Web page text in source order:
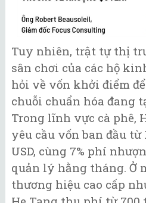
Tuy nhiên, trật tự thị
sân chơi của các hộ
hỏi về vốn khởi điểm
chuỗi chuẩn hóa đang
Trong lĩnh vực cà phê,
yêu cầu vốn ban đầu từ
USD, cùng 7% phí
quản lý hằng tháng. Ở
thương hiệu cao cấp